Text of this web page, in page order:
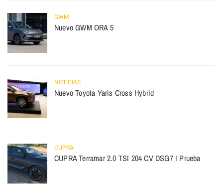
GWM
Nuevo GWM ORA 5
NOTICIAS
Nuevo Toyota Yaris Cross Hybrid
CUPRA
CUPRA Terramar 2.0 TSI 204 CV DSG7 I Prueba